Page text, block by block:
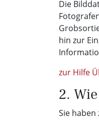
Die
hin zur
zur Hilfe
2.
Sie